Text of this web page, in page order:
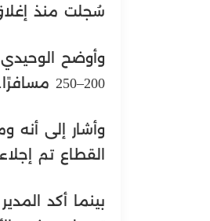
سُجلت منذ إغلاق معبر رفح
200–250 مسافرًا.
وأشار إلى أنه
القطاع تم إجلاء 3100 مريض فقط خلال 20 شهرًا.
بينما أكد